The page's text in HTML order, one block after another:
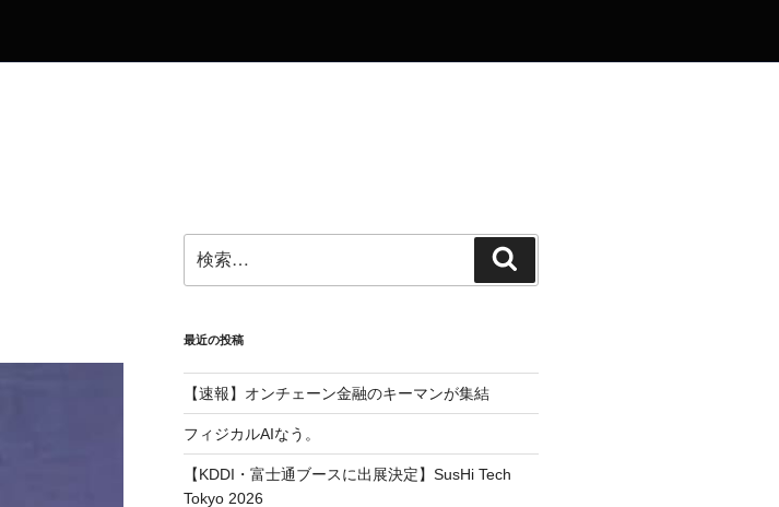
索:
索
最近の投稿
【速報】オンチェーン金融のキーマンが集結
フィジカルAIなう。
【KDDI・富士通ブースに出展決定】SusHi Tech
Tokyo 2026